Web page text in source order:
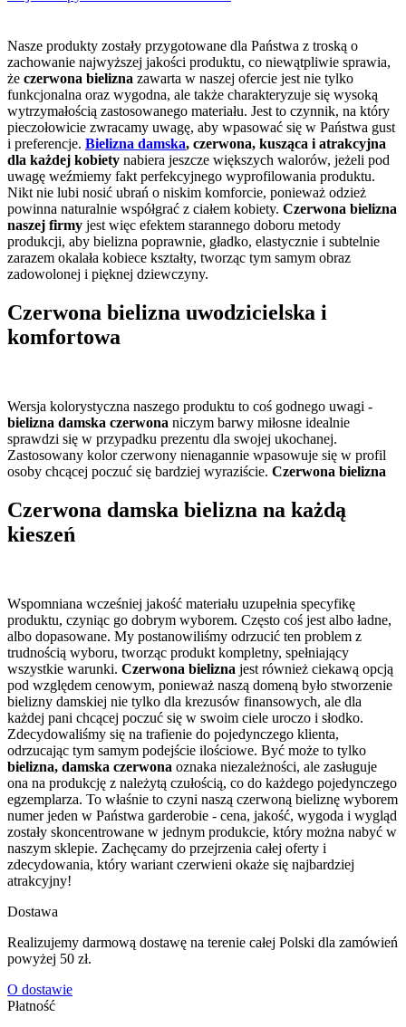
Nasze produkty zostały przygotowane dla Państwa z troską o
zachowanie najwyższej jakości produktu, co niewątpliwie sprawia,
że czerwona bielizna zawarta w naszej ofercie jest nie tylko
funkcjonalna oraz wygodna, ale także charakteryzuje się wysoką
wytrzymałością zastosowanego materiału. Jest to czynnik, na który
pieczołowicie zwracamy uwagę, aby wpasować się w Państwa gust
i preferencje. Bielizna damska, czerwona, kusząca i atrakcyjna
dla każdej kobiety nabiera jeszcze większych walorów, jeżeli pod
uwagę weźmiemy fakt perfekcyjnego wyprofilowania produktu.
Nikt nie lubi nosić ubrań o niskim komforcie, ponieważ odzież
powinna naturalnie współgrać z ciałem kobiety. Czerwona bielizna
naszej firmy jest więc efektem starannego doboru metody
produkcji, aby bielizna poprawnie, gładko, elastycznie i subtelnie
zarazem okalała kobiece kształty, tworząc tym samym obraz
zadowolonej i pięknej dziewczyny.
Czerwona bielizna uwodzicielska i
komfortowa
Wersja kolorystyczna naszego produktu to coś godnego uwagi -
bielizna damska czerwona niczym barwy miłosne idealnie
sprawdzi się w przypadku prezentu dla swojej ukochanej.
Zastosowany kolor czerwony nienagannie wpasowuje się w profil
osoby chcącej poczuć się bardziej wyraziście. Czerwona bielizna
Czerwona damska bielizna na każdą
kieszeń
Wspomniana wcześniej jakość materiału uzupełnia specyfikę
produktu, czyniąc go dobrym wyborem. Często coś jest albo ładne,
albo dopasowane. My postanowiliśmy odrzucić ten problem z
trudnością wyboru, tworząc produkt kompletny, spełniający
wszystkie warunki. Czerwona bielizna jest również ciekawą opcją
pod względem cenowym, ponieważ naszą domeną było stworzenie
bielizny damskiej nie tylko dla krezusów finansowych, ale dla
każdej pani chcącej poczuć się w swoim ciele uroczo i słodko.
Zdecydowaliśmy się na trafienie do pojedynczego klienta,
odrzucając tym samym podejście ilościowe. Być może to tylko
bielizna, damska czerwona oznaka niezależności, ale zasługuje
ona na produkcję z należytą czułością, co do każdego pojedynczego
egzemplarza. To właśnie to czyni naszą czerwoną bieliznę wyborem
numer jeden w Państwa garderobie - cena, jakość, wygoda i wygląd
zostały skoncentrowane w jednym produkcie, który można nabyć w
naszym sklepie. Zachęcamy do przejrzenia całej oferty i
zdecydowania, który wariant czerwieni okaże się najbardziej
atrakcyjny!
Dostawa
Realizujemy darmową dostawę na terenie całej Polski dla zamówień
powyżej 50 zł.
O dostawie
Płatność